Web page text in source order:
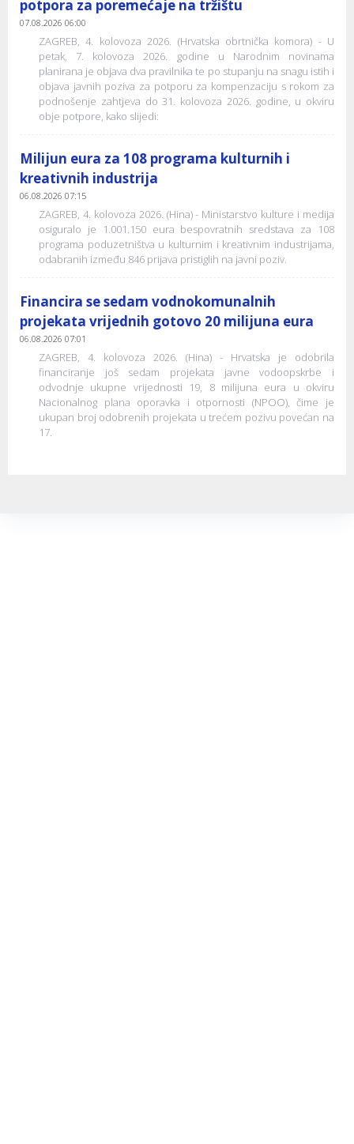
potpora za poremećaje na tržištu
07.08.2026 06:00
ZAGREB, 4. kolovoza 2026. (Hrvatska obrtnička komora) - U
petak, 7. kolovoza 2026. godine u Narodnim novinama
planirana je objava dva pravilnika te po stupanju na snagu istih i
objava javnih poziva za potporu za kompenzaciju s rokom za
podnošenje zahtjeva do 31. kolovoza 2026. godine, u okviru
obje potpore, kako slijedi:
Milijun eura za 108 programa kulturnih i
kreativnih industrija
06.08.2026 07:15
ZAGREB, 4. kolovoza 2026. (Hina) - Ministarstvo kulture i medija
osiguralo je 1.001.150 eura bespovratnih sredstava za 108
programa poduzetništva u kulturnim i kreativnim industrijama,
odabranih između 846 prijava pristiglih na javni poziv.
Financira se sedam vodnokomunalnih
projekata vrijednih gotovo 20 milijuna eura
06.08.2026 07:01
ZAGREB, 4. kolovoza 2026. (Hina) - Hrvatska je odobrila
financiranje još sedam projekata javne vodoopskrbe i
odvodnje ukupne vrijednosti 19, 8 milijuna eura u okviru
Nacionalnog plana oporavka i otpornosti (NPOO), čime je
ukupan broj odobrenih projekata u trećem pozivu povećan na
17.